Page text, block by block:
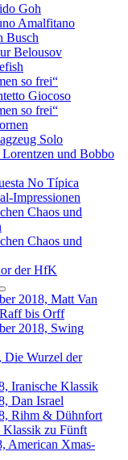
Goh
Amalfitano
Busch
Belousov
so frei“
Giocoso
so frei“
Solo
und Bobbo
No Típica
Impressionen
Chaos und
Chaos und
der HfK
2018, Matt Van
bis Orff
2018, Swing
Die Wurzel der
Iranische Klassik
Dan Israel
Rihm & Dühnfort
Klassik zu Fünft
American Xmas-